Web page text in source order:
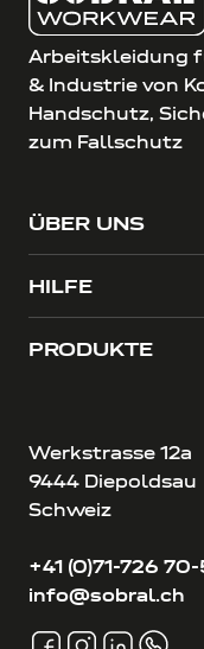
Arbeitskleidung
& Industrie von
Handschutz,
zum Fallschutz
ÜBER UNS
HILFE
PRODUKTE
Werkstrasse 12a
9444 Diepoldsau
Schweiz
+41 (0)71-726
info@sobral.ch